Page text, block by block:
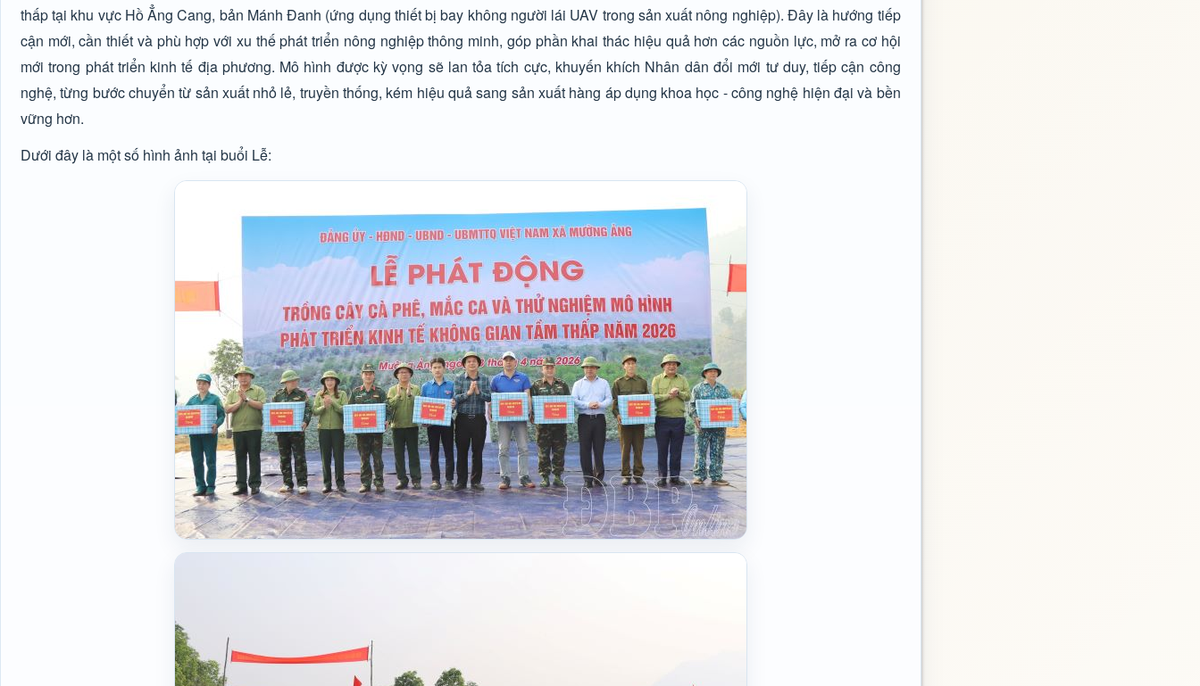
thấp tại khu vực Hồ Ẳng Cang, bản Mánh Đanh (ứng dụng thiết bị bay không người lái UAV trong sản xuất nông nghiệp). Đây là hướng tiếp
cận mới, cần thiết và phù hợp với xu thế phát triển nông nghiệp thông minh, góp phần khai thác hiệu quả hơn các nguồn lực, mở ra cơ hội
mới trong phát triển kinh tế địa phương. Mô hình được kỳ vọng sẽ lan tỏa tích cực, khuyến khích Nhân dân đổi mới tư duy, tiếp cận công
nghệ, từng bước chuyển từ sản xuất nhỏ lẻ, truyền thống, kém hiệu quả sang sản xuất hàng áp dụng khoa học - công nghệ hiện đại và bền
vững hơn.
Dưới đây là một số hình ảnh tại buổi Lễ: